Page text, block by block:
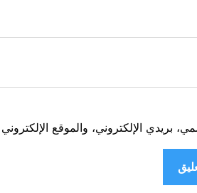
بريدي الإلكتروني، والموقع